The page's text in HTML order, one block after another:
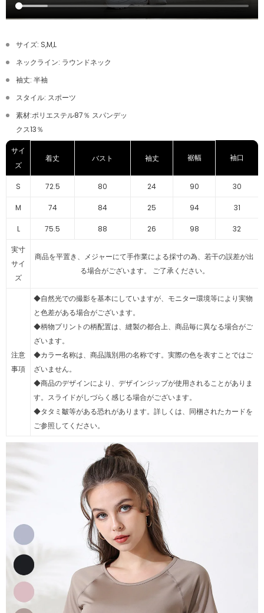
サイズ: S,M,L
ネックライン: ラウンドネック
袖丈: 半袖
スタイル: スポーツ
素材:ポリエステル87％ スパンデッ
クス13％
サイ
ズ
着丈 バスト 袖丈 裾幅 袖口
S 72.5 80 24 90 30
M 74 84 25 94 31
L 75.5 88 26 98 32
実寸
サイ
ズ
商品を平置き、メジャーにて手作業による採寸の為、若干の誤差が出
る場合がございます。 ご了承ください。
注意
事項
◆自然光での撮影を基本にしていますが、モニター環境等により実物
と色差がある場合がございます。
◆柄物プリントの柄配置は、縫製の都合上、商品毎に異なる場合がご
ざいます。
◆カラー名称は、商品識別用の名称です。実際の色を表すことではご
ざいません。
◆商品のデザインにより、デザインジップが使用されることがありま
す。スライドがしづらく感じる場合がございます。
◆タタミ皺等がある恐れがあります。詳しくは、同梱されたカードを
ご参照してください。